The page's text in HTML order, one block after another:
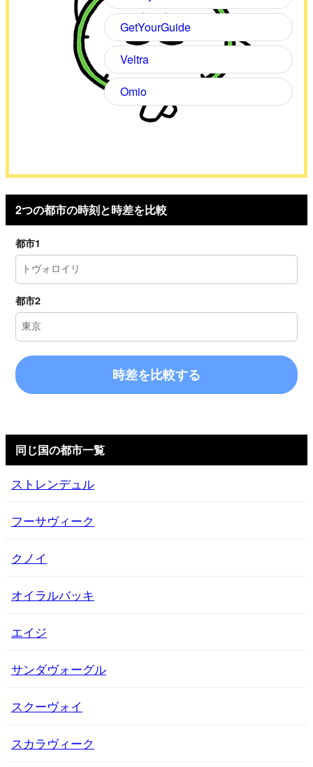
GetYourGuide
Veltra
Omio
2つの都市の時刻と時差を比較
都市1
都市2
時差を比較する
同じ国の都市一覧
ストレンデュル
フーサヴィーク
クノイ
オイラルバッキ
エイジ
サンダヴォーグル
スクーヴォイ
スカラヴィーク